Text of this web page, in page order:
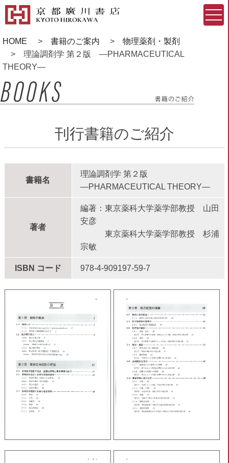
HOME 書籍のご案内
物理薬剤・製剤
理論調剤学 第２版 ―PHARMACEUTICAL
THEORY―
刊行書籍のご紹介
書籍名
理論調剤学 第２版
―PHARMACEUTICAL THEORY―
著者
編著：東京薬科大学薬学部教授 山田
安彦
東京薬科大学薬学部教授 杉浦
宗敏
ISBN コード 978-4-909197-59-7